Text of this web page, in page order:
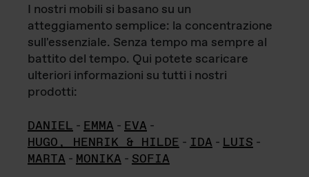
I nostri mobili si basano su un
atteggiamento semplice: la concentrazione
sull'essenziale. Senza tempo ma sempre al
battito del tempo. Qui potete scaricare
ulteriori informazioni su tutti i nostri
prodotti:
DANIEL - EMMA - EVA -
HUGO, HENRIK & HILDE - IDA - LUIS -
MARTA - MONIKA - SOFIA